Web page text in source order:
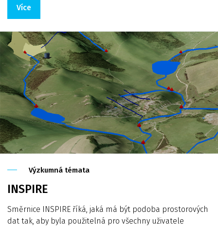
Více
Výzkumná témata
INSPIRE
Směrnice INSPIRE říká, jaká má být podoba prostorových
dat tak, aby byla použitelná pro všechny uživatele